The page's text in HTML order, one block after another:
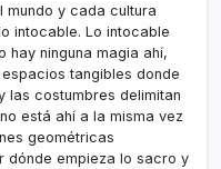
mundo y cada cultura
intocable. Lo intocable
hay ninguna magia ahí­,
tangibles donde
las costumbres delimitan
está ahí­ a la misma vez
geométricas
dónde empieza lo sacro y